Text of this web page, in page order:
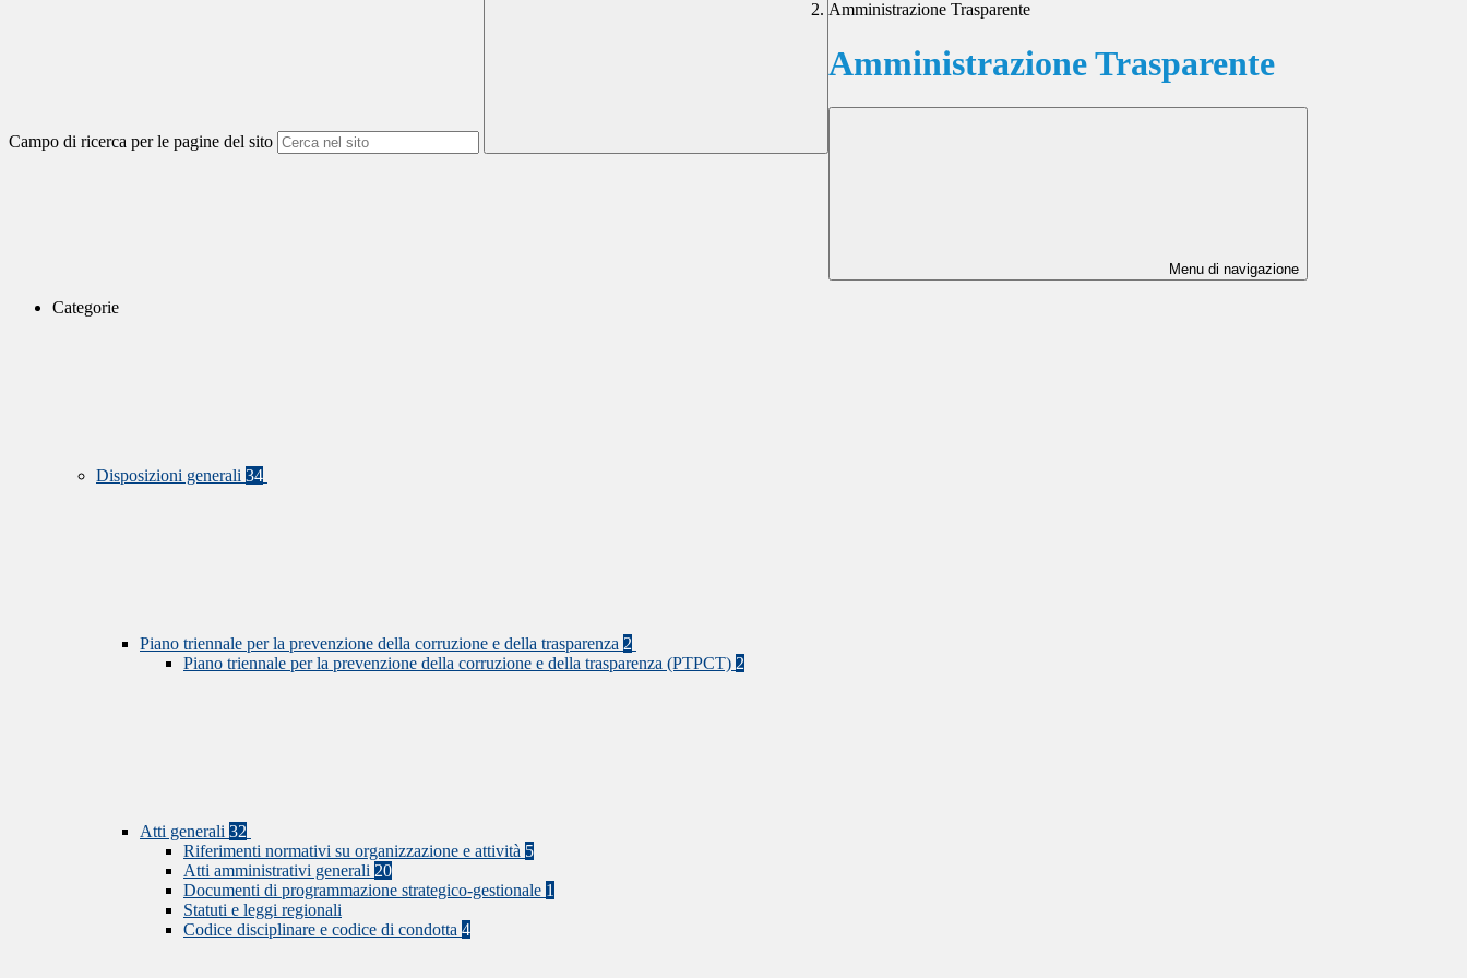
Campo di ricerca per le pagine del sito
Amministrazione Trasparente
Amministrazione Trasparente
Menu di navigazione
Categorie
Disposizioni generali 34
Piano triennale per la prevenzione della corruzione e della trasparenza 2
Piano triennale per la prevenzione della corruzione e della trasparenza (PTPCT) 2
Atti generali 32
Riferimenti normativi su organizzazione e attività 5
Atti amministrativi generali 20
Documenti di programmazione strategico-gestionale 1
Statuti e leggi regionali
Codice disciplinare e codice di condotta 4